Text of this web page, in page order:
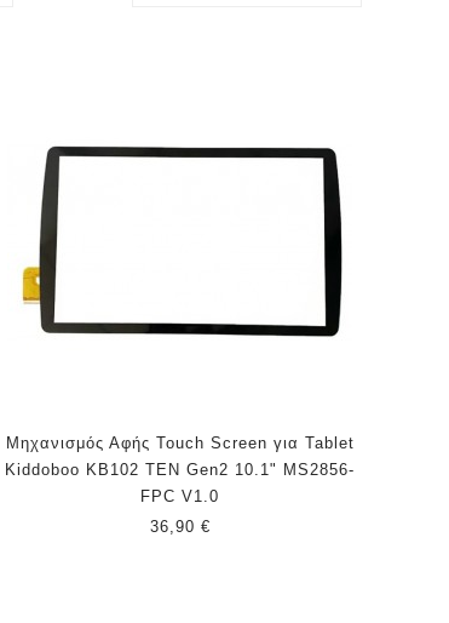
Μηχανισμός Αφής Touch Screen για Tablet
Kiddoboo KB102 TEN Gen2 10.1" MS2856-
FPC V1.0
36,90 €